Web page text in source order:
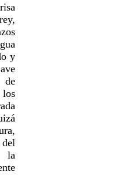
y
de
los
la